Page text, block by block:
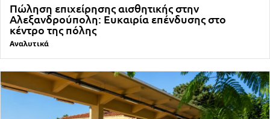
Πώληση επιχείρησης αισθητικής στην
Αλεξανδρούπολη: Ευκαιρία επένδυσης στο
κέντρο της πόλης
Αναλυτικά